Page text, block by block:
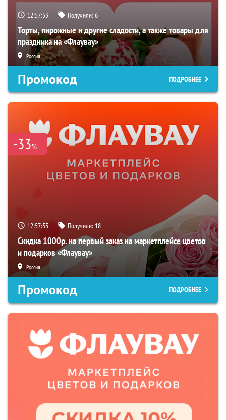
12:57:52 Получили:6
Торты, пирожные и другие сладости, а также товары для
праздника на «Флаувау»
Россия
Промокод ПОДРОБНЕЕ
-33%
12:57:52 Получили: 18
Скидка 1000р. на первый заказ на маркетплейсе цветов
и подарков «Флаувау»
Россия
Промокод ПОДРОБНЕЕ